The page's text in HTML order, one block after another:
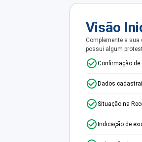
Visão
Complemente a sua
possui algum
Confirmação de
Dados
Situação na
Indicação de